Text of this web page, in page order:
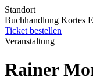
Standort
Buchhandlung Kortes
Ticket bestellen
Veranstaltung
Rainer